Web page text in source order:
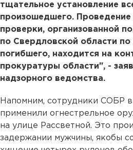
тщательное установление
произошедшего. Проведение
проверки, организованной
по Свердловской области
погибшего, находится на
прокуратуры области", -
надзорного ведомства.
Напомним, сотрудники СОБР в
применили огнестрельное
на улице Рассветной. Это
задержании мужчины, якобы